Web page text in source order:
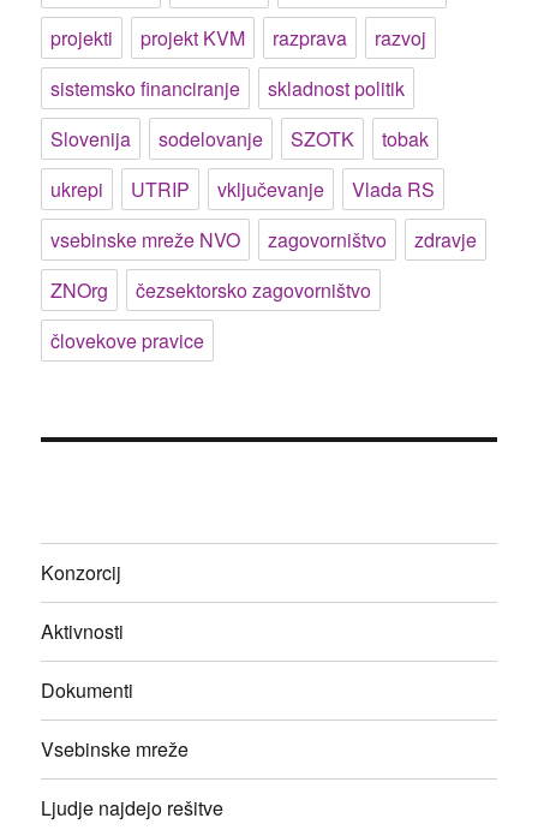
projekti
projekt KVM razprava
razvoj
sistemsko financiranje
skladnost politik
Slovenija
sodelovanje SZOTK
tobak
ukrepi
UTRIP vključevanje
Vlada RS
vsebinske mreže NVO
zagovorništvo
zdravje
ZNOrg
čezsektorsko zagovorništvo
človekove pravice
Konzorcij
Aktivnosti
Dokumenti
Vsebinske mreže
Ljudje najdejo rešitve